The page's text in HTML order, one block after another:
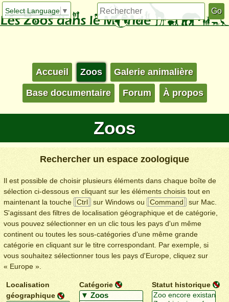
Select Language ▼
Accueil Zoos Galerie animalière
Base documentaire Forum À propos
Zoos
Rechercher un espace zoologique
Il est possible de choisir plusieurs éléments dans chaque boîte de
sélection ci-dessous en cliquant sur les éléments choisis tout en
maintenant la touche
Ctrl sur Windows ou Command
sur Mac.
S'agissant des filtres de localisation géographique et de catégorie,
vous pouvez sélectionner en un clic tous les pays d'un même
continent ou toutes les sous-catégories d'une même grande
catégorie en cliquant sur le titre correspondant. Par exemple, si
vous souhaitez sélectionner tous les pays d'Europe, cliquez sur
« Europe ».
Localisation
géographique
Catégorie Statut historique